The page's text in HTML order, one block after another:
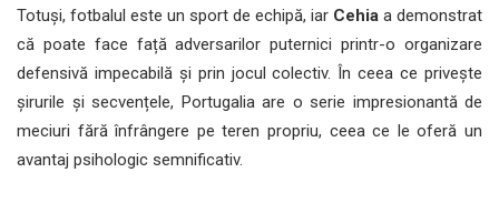
Totuși, fotbalul este un sport de echipă, iar Cehia a demonstrat
că poate face față adversarilor puternici printr-o organizare
defensivă impecabilă și prin jocul colectiv. În ceea ce privește
șirurile și secvențele, Portugalia are o serie impresionantă de
meciuri fără înfrângere pe teren propriu, ceea ce le oferă un
avantaj psihologic semnificativ.